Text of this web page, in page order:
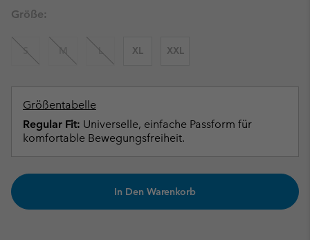
Größe:
S M L XL XXL
Größentabelle
Regular Fit: Universelle, einfache Passform für
komfortable Bewegungsfreiheit.
In Den Warenkorb